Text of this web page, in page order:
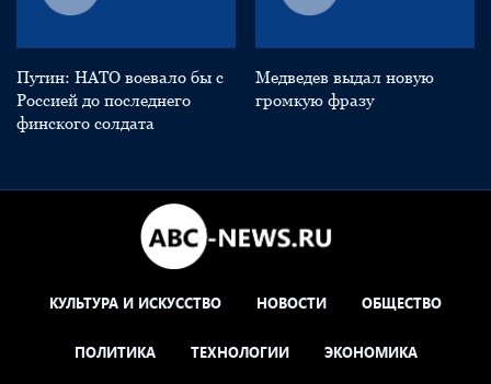
Путин: НАТО воевало бы с
Россией до последнего
финского солдата
Медведев выдал новую
громкую фразу
КУЛЬТУРА И ИСКУССТВО НОВОСТИ ОБЩЕСТВО
ПОЛИТИКА ТЕХНОЛОГИИ ЭКОНОМИКА